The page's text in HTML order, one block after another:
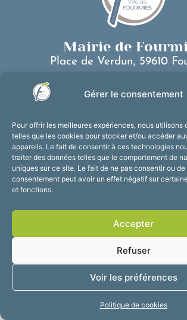
Gérer le consentement
Pour offrir les meilleures expériences, nous utilisons
telles que les cookies pour stocker et/ou accéder
appareils. Le fait de consentir à ces technologies
traiter des données telles que le comportement de
uniques sur ce site. Le fait de ne pas consentir ou de
consentement peut avoir un effet négatif sur
et fonctions.
Accepter
Refuser
Voir les préférences
Politique de cookies
Mairie de
Place de Verdun, 59610
Nous contacter
Du lundi au vendredi
de 8h30 à 12h et de 13h30
Suivez-nous !
Plan du site
2025 © Propulsé par
Utopia